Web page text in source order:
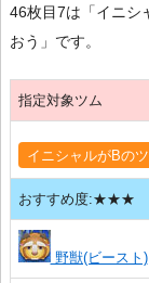
46枚目7は「イニシ
おう」です。
指定対象ツム
イニシャルがBの
おすすめ度:★★★
野獣(ビースト)